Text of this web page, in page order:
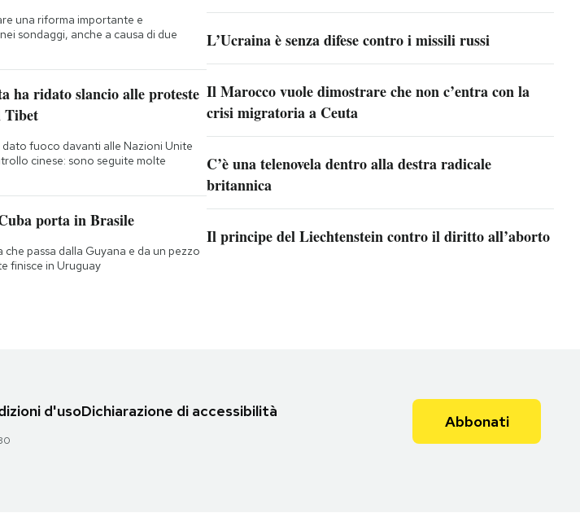
una riforma importante e
sondaggi, anche a causa di due
ha ridato slancio alle proteste
Tibet
dato fuoco davanti alle Nazioni Unite
cinese: sono seguite molte
porta in Brasile
passa dalla Guyana e da un pezzo
finisce in Uruguay
L’Ucraina è senza difese contro i missili russi
Il Marocco vuole dimostrare che non c’entra con la
crisi migratoria a Ceuta
C’è una telenovela dentro alla destra radicale
britannica
Il principe del Liechtenstein contro il diritto all’aborto
d'usoDichiarazione di accessibilità
Abbonati